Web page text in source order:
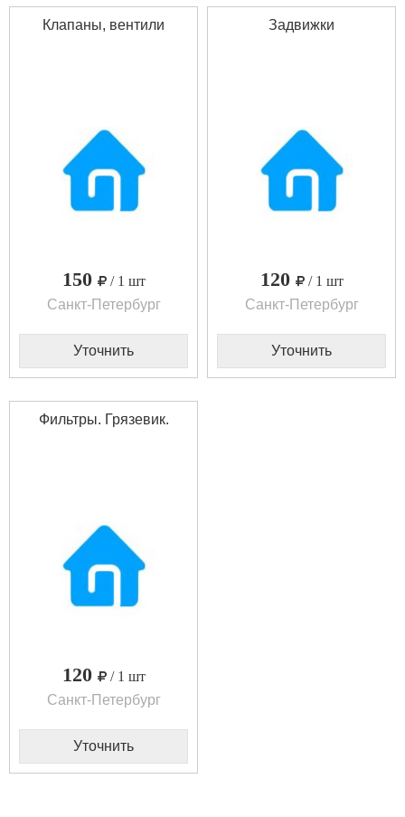
Клапаны, вентили
150
/ 1 шт
Санкт-Петербург
Уточнить
Задвижки
120
/ 1 шт
Санкт-Петербург
Уточнить
Фильтры. Грязевик.
120
/ 1 шт
Санкт-Петербург
Уточнить